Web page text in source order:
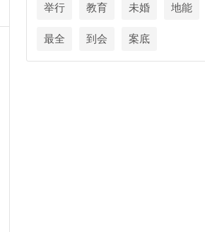
举行 教育 未婚 地能
最全 到会 案底